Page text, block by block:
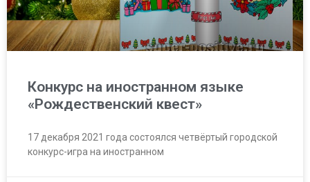
Конкурс на иностранном языке
«Рождественский квест»
17 декабря 2021 года состоялся четвёртый городской
конкурс-игра на иностранном